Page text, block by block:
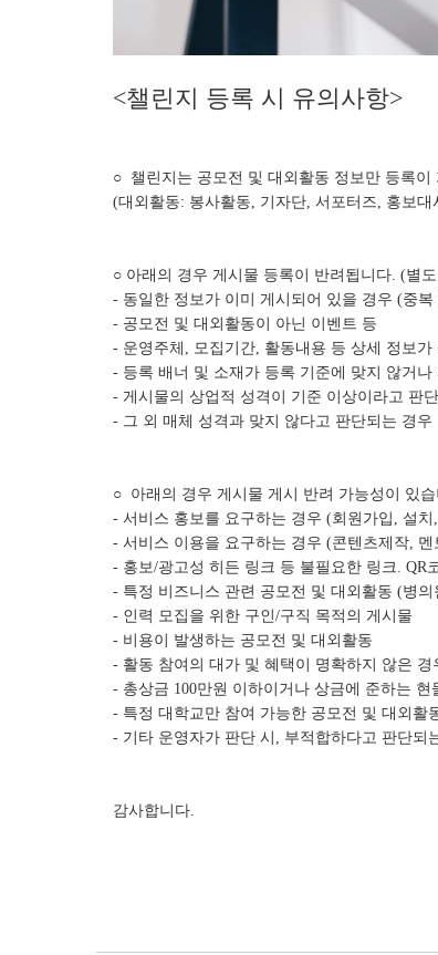
<챌린지 등록 시 유의사항>
○ 챌린지는 공모전 및 대외활동 정보만 등록이
(대외활동: 봉사활동, 기자단, 서포터즈, 홍보대
○ 아래의 경우 게시물 등록이 반려됩니다. (별
- 동일한 정보가 이미 게시되어 있을 경우 (중복
- 공모전 및 대외활동이 아닌 이벤트 등
- 운영주체, 모집기간, 활동내용 등 상세 정보가
- 등록 배너 및 소재가 등록 기준에 맞지 않거나
- 게시물의 상업적 성격이 기준 이상이라고 판
- 그 외 매체 성격과 맞지 않다고 판단되는 경우
○ 아래의 경우 게시물 게시 반려 가능성이 있
- 서비스 홍보를 요구하는 경우 (회원가입, 설치
- 서비스 이용을 요구하는 경우 (콘텐츠제작,
- 홍보/광고성 히든 링크 등 불필요한 링크. QR
- 특정 비즈니스 관련 공모전 및 대외활동 (병
- 인력 모집을 위한 구인/구직 목적의 게시물
- 비용이 발생하는 공모전 및 대외활동
- 활동 참여의 대가 및 혜택이 명확하지 않은 경
- 총상금 100만원 이하이거나 상금에 준하는 현
- 특정 대학교만 참여 가능한 공모전 및 대외활
- 기타 운영자가 판단 시, 부적합하다고 판단되
감사합니다.